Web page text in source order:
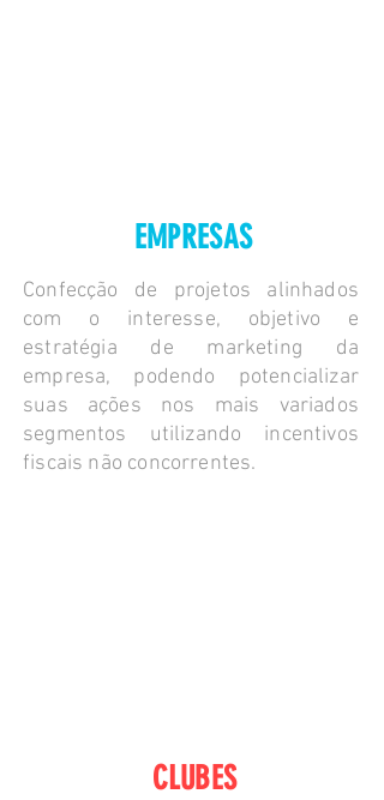
EMPRESAS
Confecção de projetos alinhados
com o interesse, objetivo e
estratégia de marketing da
empresa, podendo potencializar
suas ações nos mais variados
segmentos utilizando incentivos
fiscais não concorrentes.
CLUBES